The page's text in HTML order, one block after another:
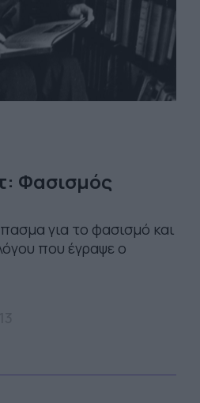
Φασισμός
για το φασισμό και
που έγραψε ο